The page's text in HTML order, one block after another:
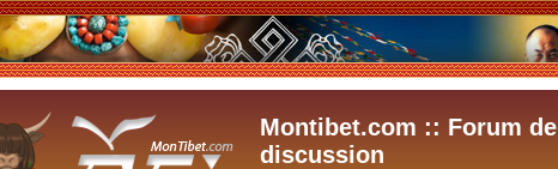
Montibet.com :: Forum de
discussion